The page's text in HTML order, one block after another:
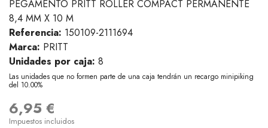
PEGAMENTO PRITT ROLLER COMPACT PERMANENTE
8,4 MM X 10 M
Referencia: 150109-2111694
Marca: PRITT
Unidades por caja: 8
Las unidades que no formen parte de una caja tendrán un recargo minipiking
del 10.00%
6,95 €
Impuestos incluidos